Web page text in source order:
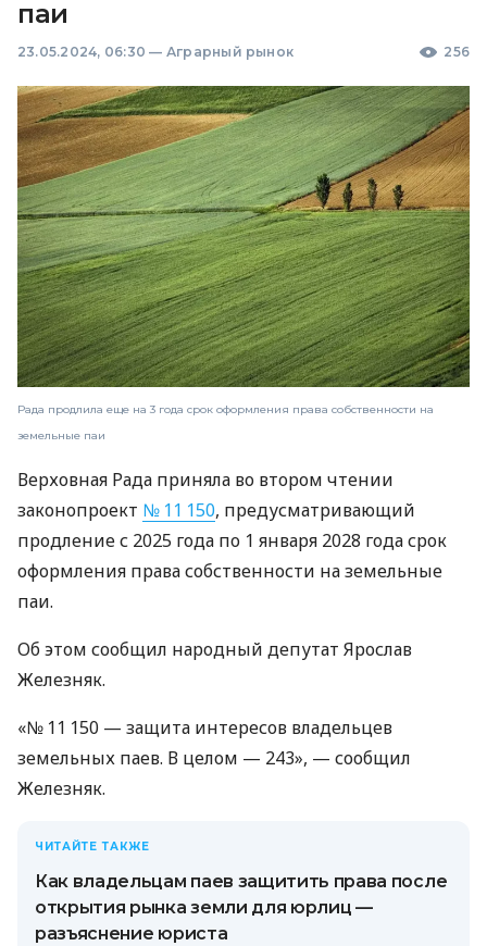
паи
23.05.2024, 06:30 — Аграрный рынок 256
Рада продлила еще на 3 года срок оформления права собственности на
земельные паи
Верховная Рада приняла во втором чтении
законопроект № 11 150, предусматривающий
продление с 2025 года по 1 января 2028 года срок
оформления права собственности на земельные
паи.
Об этом сообщил народный депутат Ярослав
Железняк.
«№ 11 150 — защита интересов владельцев
земельных паев. В целом — 243», — сообщил
Железняк.
ЧИТАЙТЕ ТАКЖЕ
Как владельцам паев защитить права после
открытия рынка земли для юрлиц —
разъяснение юриста